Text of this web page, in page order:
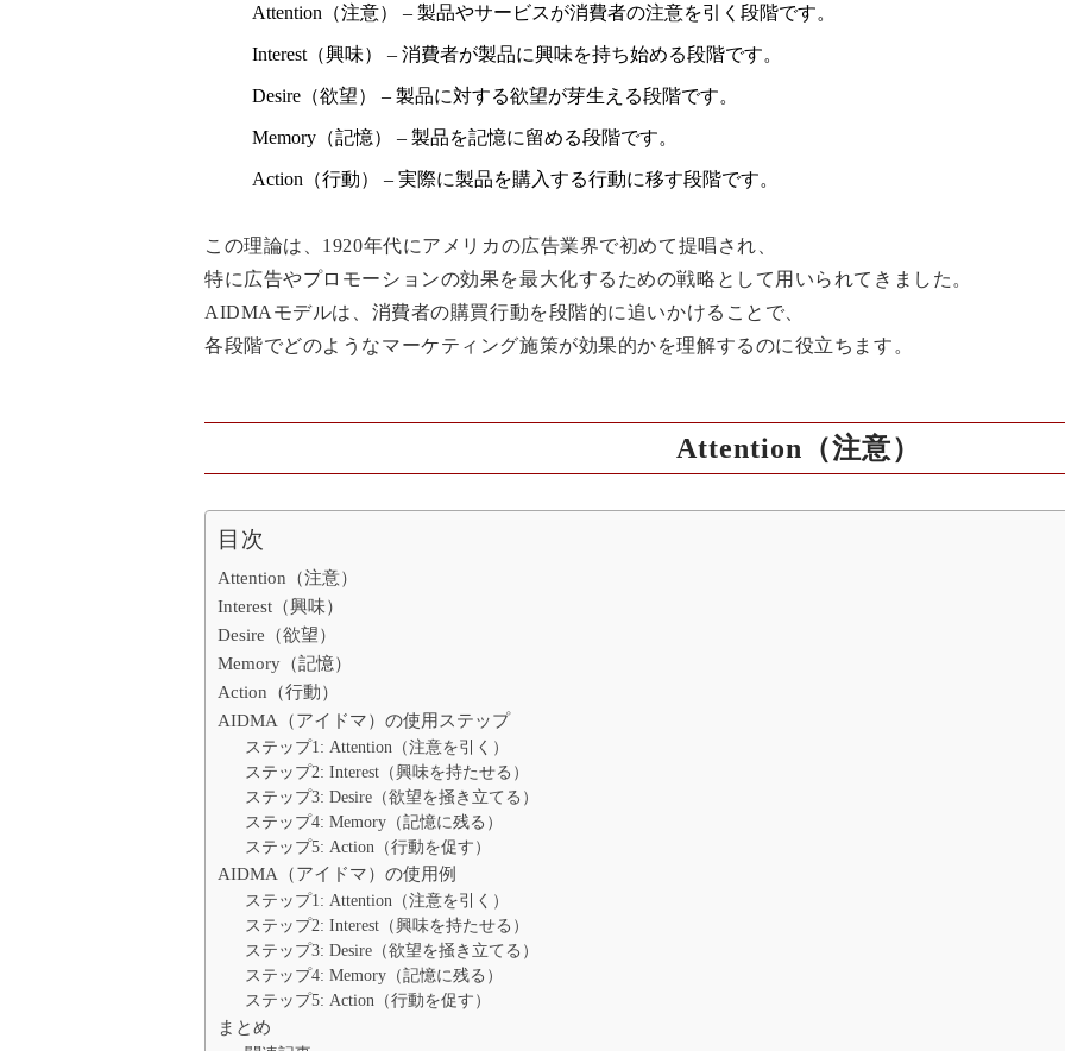
Attention（注意） – 製品やサービスが消費者の注意を引く段階です。
Interest（興味） – 消費者が製品に興味を持ち始める段階です。
Desire（欲望） – 製品に対する欲望が芽生える段階です。
Memory（記憶） – 製品を記憶に留める段階です。
Action（行動） – 実際に製品を購入する行動に移す段階です。
この理論は、1920年代にアメリカの広告業界で初めて提唱され、
特に広告やプロモーションの効果を最大化するための戦略として用いられてきました。
AIDMAモデルは、消費者の購買行動を段階的に追いかけることで、
各段階でどのようなマーケティング施策が効果的かを理解するのに役立ちます。
Attention（注意）
目次
Attention（注意）
Interest（興味）
Desire（欲望）
Memory（記憶）
Action（行動）
AIDMA（アイドマ）の使用ステップ
ステップ1: Attention（注意を引く）
ステップ2: Interest（興味を持たせる）
ステップ3: Desire（欲望を掻き立てる）
ステップ4: Memory（記憶に残る）
ステップ5: Action（行動を促す）
AIDMA（アイドマ）の使用例
ステップ1: Attention（注意を引く）
ステップ2: Interest（興味を持たせる）
ステップ3: Desire（欲望を掻き立てる）
ステップ4: Memory（記憶に残る）
ステップ5: Action（行動を促す）
まとめ